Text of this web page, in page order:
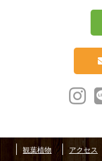
観葉植物 アクセス